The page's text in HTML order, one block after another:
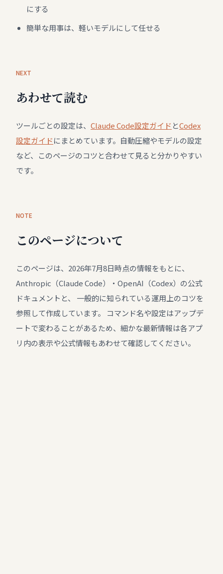
にする
簡単な用事は、軽いモデルにして任せる
NEXT
あわせて読む
ツールごとの設定は、 Claude Code設定ガイド とCodex
設定ガイドにまとめています。自動圧縮やモデルの設定
など、このページのコツと合わせて見ると分かりやすい
です。
NOTE
このページについて
このページは、2026年7月8日時点の情報をもとに、
Anthropic（Claude Code）・OpenAI（Codex）の公式
ドキュメントと、 一般的に知られている運用上のコツを
参照して作成しています。 コマンド名や設定はアップデ
ートで変わることがあるため、細かな最新情報は各アプ
リ内の表示や公式情報もあわせて確認してください。